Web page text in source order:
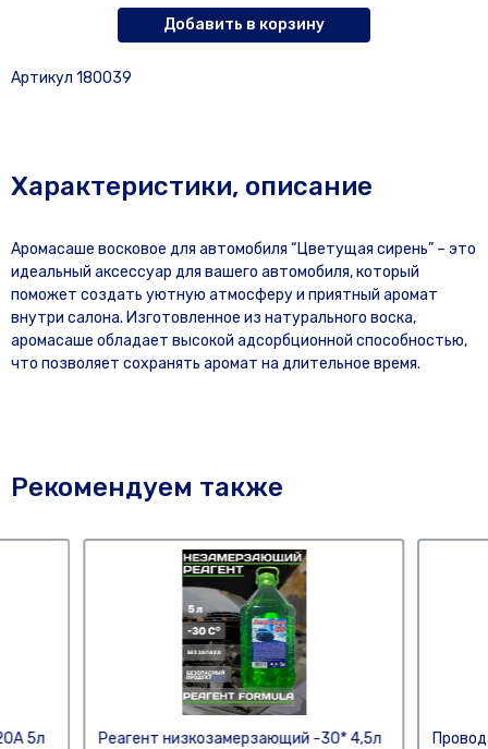
Добавить в корзину
Артикул 180039
Характеристики, описание
Аромасаше восковое для автомобиля “Цветущая сирень” – это
идеальный аксессуар для вашего автомобиля, который
поможет создать уютную атмосферу и приятный аромат
внутри салона. Изготовленное из натурального воска,
аромасаше обладает высокой адсорбционной способностью,
что позволяет сохранять аромат на длительное время.
Рекомендуем также
5л Реагент низкозамерзающий -30* 4,5л